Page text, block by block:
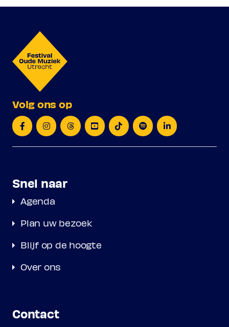
Volg ons op
Snel naar
Agenda
Plan uw bezoek
Blijf op de hoogte
Over ons
Contact